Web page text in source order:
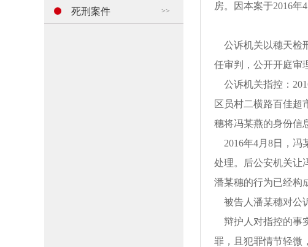
死刑案件 >>
房。因本案于2016年
公诉机关以穗天检
任审判，公开开庭审
公诉机关指控：
区员村二横路百佳超
穗将冯某燕的身份信
2016年4月8日，冯
处理。后公安机关让
潘某穗的行为已经构
被告人潘某穗对公
辩护人对指控的事
罪，且犯罪情节轻微